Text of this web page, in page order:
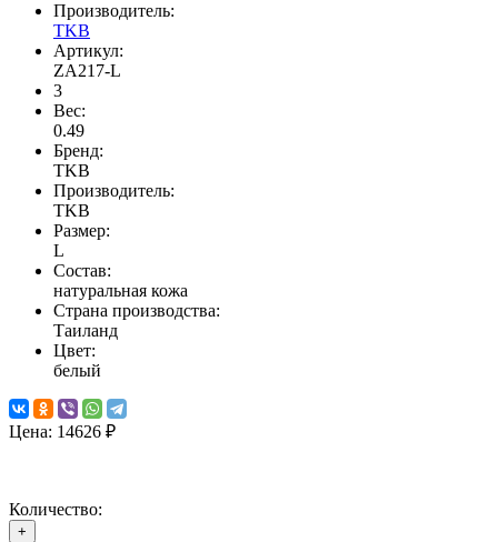
Производитель:
TKB
Артикул:
ZA217-L
3
Вес:
0.49
Бренд:
TKB
Производитель:
TKB
Размер:
L
Состав:
натуральная кожа
Страна производства:
Таиланд
Цвет:
белый
Цена: 14626 ₽
Количество:
+